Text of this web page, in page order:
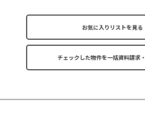
お気に入りリストを見る